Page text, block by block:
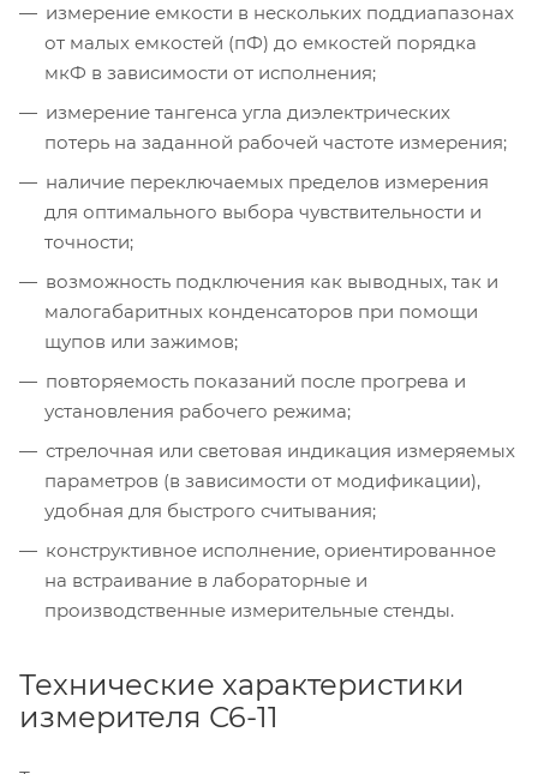
измерение емкости в нескольких поддиапазонах
от малых емкостей (пФ) до емкостей порядка
мкФ в зависимости от исполнения;
измерение тангенса угла диэлектрических
потерь на заданной рабочей частоте измерения;
наличие переключаемых пределов измерения
для оптимального выбора чувствительности и
точности;
возможность подключения как выводных, так и
малогабаритных конденсаторов при помощи
щупов или зажимов;
повторяемость показаний после прогрева и
установления рабочего режима;
стрелочная или световая индикация измеряемых
параметров (в зависимости от модификации),
удобная для быстрого считывания;
конструктивное исполнение, ориентированное
на встраивание в лабораторные и
производственные измерительные стенды.
Технические характеристики
измерителя С6-11